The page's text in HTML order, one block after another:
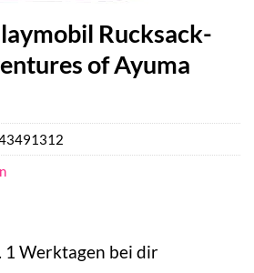
Rucksack-
of Ayuma
1 Werktagen bei dir